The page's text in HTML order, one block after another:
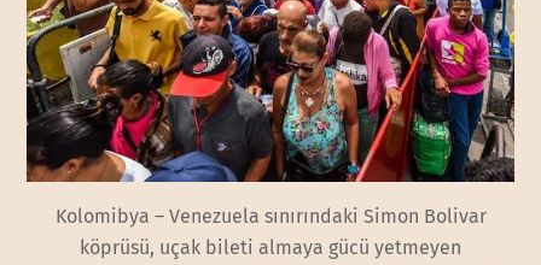
Kolomibya – Venezuela sınırındaki Simon Bolivar
köprüsü, uçak bileti almaya gücü yetmeyen